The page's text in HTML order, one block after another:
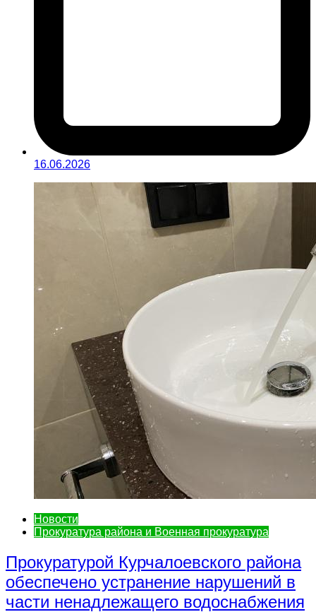
16.06.2026
Новости
Прокуратура района и Военная прокуратура
Прокуратурой Курчалоевского района
обеспечено устранение нарушений в
части ненадлежащего водоснабжения